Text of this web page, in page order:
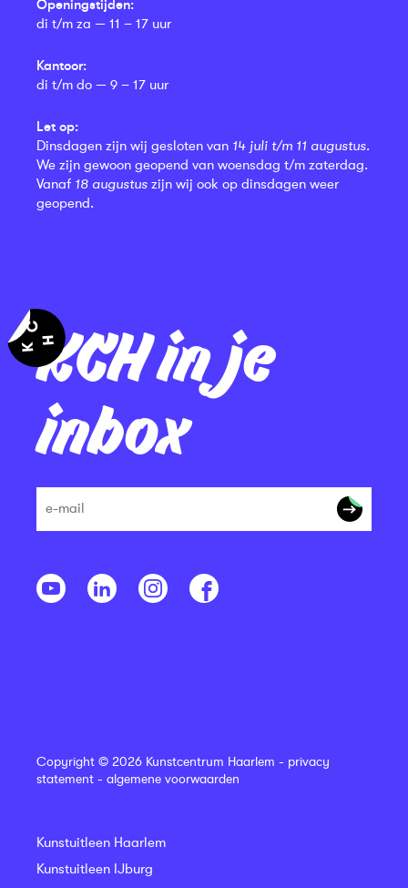
KCH in je
inbox
Openingstijden:
di t/m za — 11 – 17 uur
Kantoor:
di t/m do — 9 – 17 uur
Let op:
Dinsdagen zijn wij gesloten van 14 juli t/m 11 augustus.
We zijn gewoon geopend van woensdag t/m zaterdag.
Vanaf 18 augustus zijn wij ook op dinsdagen weer
geopend.
Copyright © 2026 Kunstcentrum Haarlem - privacy
statement - algemene voorwaarden
Kunstuitleen Haarlem
Kunstuitleen IJburg